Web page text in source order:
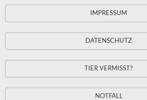
IMPRESSUM
DATENSCHUTZ
TIER VERMISST?
NOTFALL